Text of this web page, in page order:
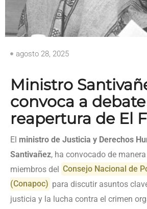
agosto 28, 2025
Ministro
convoca a
reapertura de El
El ministro de Justicia y Derechos
Santivañez, ha convocado de
miembros del Consejo Nacional de
(Conapoc) para discutir asuntos
justicia y la lucha contra el crimen